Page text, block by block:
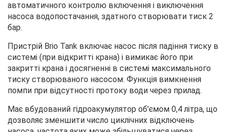
автоматичного контролю включення і виключення
насоса водопостачання, здатного створювати тиск 2
бар.
Пристрій Brio Tank включає насос після падіння тиску в
системі (при відкритті крана) і вимикає його при
закритті крана і досягненні в системі максимального
тиску створюваного насосом. Функція вимкнення
помпи при відсутності протоку води через прилад.
Має вбудований гідроакумулятор об'ємом 0,4 літра, що
дозволяє зменшити число циклічних відключень